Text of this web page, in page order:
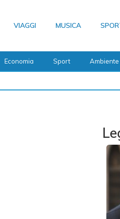
VIAGGI MUSICA
Economia Sport Ambiente